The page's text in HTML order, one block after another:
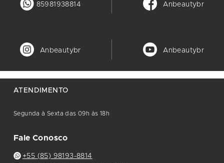
85981938814 Anbeautybr
Anbeautybr Anbeautybr
ATENDIMENTO
Segunda à Sexta das 09h às 18h
Fale Conosco
+55 (85) 98193-8814